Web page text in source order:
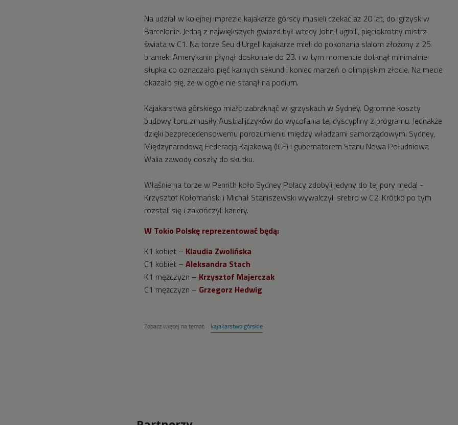
Na udział w kolejnej imprezie kajakarze górscy musieli czekać aż 20 lat, do igrzysk w
Barcelonie. Jedną z największych gwiazd był wtedy John Lugibill, pięciokrotny mistrz
świata w C1. Na torze Seu d'Urgell kajakarze mieli do pokonania slalom złożony z 25
bramek. Amerykanin płynął doskonale do 23. i w tym momencie dotknął minimalnie
słupka co oznaczało pięć karnych sekund i koniec marzeń o olimpijskim złocie. Na mecie
okazało się, że w ogóle nie stanął na podium.
Kajakarstwa górskiego miało zabraknąć w igrzyskach w Sydney. Ogromne koszty
budowy toru zmusiły Australijczyków do wycofania tej dyscypliny z programu. Jednakże
dzięki bezprecedensowemu porozumieniu między władzami samorządowymi Sydney,
Międzynarodową Federacją Kajakową (ICF) i gubernatorem Stanu Nowa Południowa
Walia zawody doszły do skutku.
Właśnie na torze w Penrith koło Sydney Polacy zdobyli jedyny do tej pory medal -
Krzysztof Kołomański i Michał Staniszewski wywalczyli srebro w C2. Krótko po tym
rozstali się i zakończyli kariery.
W Tokio Polskę reprezentować będą:
K1 kobiet – Klaudia Zwolińska
C1 kobiet – Aleksandra Stach
K1 mężczyzn – Krzysztof Majerczak
C1 mężczyzn – Grzegorz Hedwig
Zobacz więcej na temat: kajakarstwo górskie